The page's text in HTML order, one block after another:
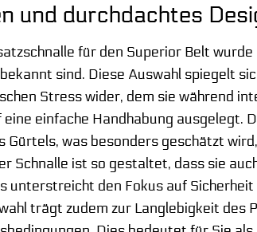
und durchdachtes
für den Superior Belt
sind. Diese Auswahl spiegelt
Stress wider, dem sie während
einfache Handhabung
Gürtels, was besonders geschätzt
Schnalle ist so gestaltet, dass sie
unterstreicht den Fokus auf
trägt zudem zur Langlebigkeit des